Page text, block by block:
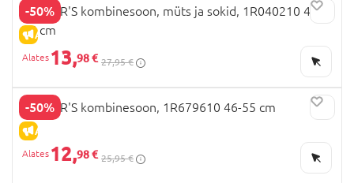
-50%
ALLAHINDLUS
CARTER'S kombinesoon, müts ja sokid, 1R040210 46-
55 cm
13,98 € 27,95 €
-50%
ALLAHINDLUS
CARTER'S kombinesoon, 1R679610 46-55 cm
12,98 € 25,95 €